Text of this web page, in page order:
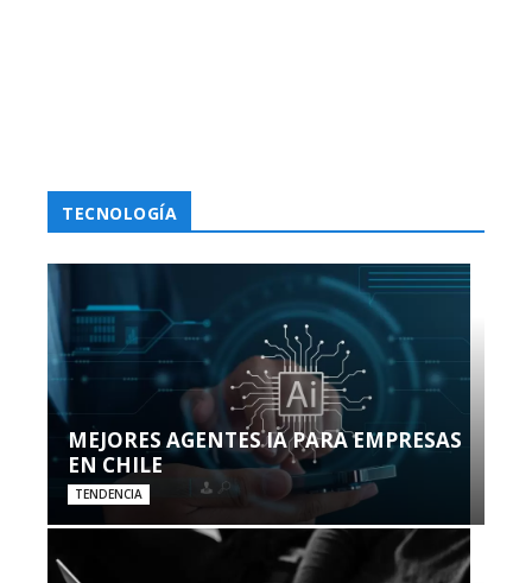
TECNOLOGÍA
MEJORES AGENTES IA PARA EMPRESAS
EN CHILE
TENDENCIA